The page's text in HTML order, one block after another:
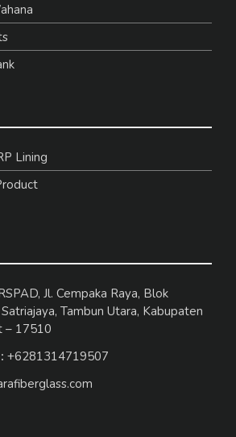
Lining
Jl. Cempaka Raya, Blok
Tambun Utara, Kabupaten
– 17510
+6281314719507